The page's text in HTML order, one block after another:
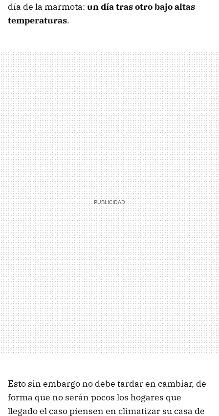
día de la marmota: un día tras otro bajo altas
temperaturas.
Esto sin embargo no debe tardar en cambiar, de
forma que no serán pocos los hogares que
llegado el caso piensen en climatizar su casa de